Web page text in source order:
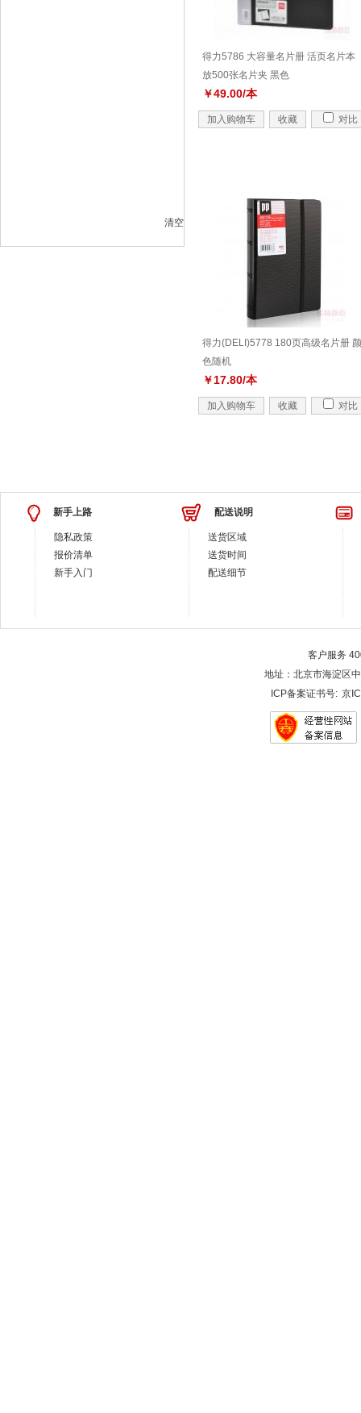
清空
得力5786 大容量名片册 活页名片本
放500张名片夹 黑色
￥49.00/本
加入购物车 收藏 对比
得力(DELI)5778 180页高级名片册 颜
色随机
￥17.80/本
加入购物车 收藏 对比
新手上路
隐私政策
报价清单
新手入门
配送说明
送货区域
送货时间
配送细节
客户服务
地址：北京市海淀区
ICP备案证书号: 京